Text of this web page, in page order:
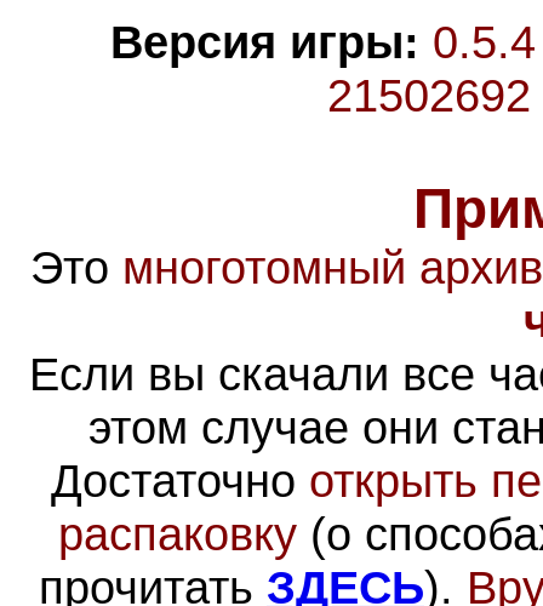
Версия игры: 0.5.4
21502692
Это многотомный архив
Если вы скачали все
этом случае они
Достаточно открыть
распаковку (о
прочитать ЗДЕСЬ).